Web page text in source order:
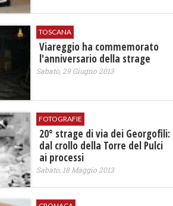
TOSCANA
Viareggio ha commemorato
l'anniversario della strage
Sabato, 29 Giugno 2013
FOTOGRAFIE
20° strage di via dei Georgofili:
dal crollo della Torre del Pulci
ai processi
Sabato, 18 Maggio 2013